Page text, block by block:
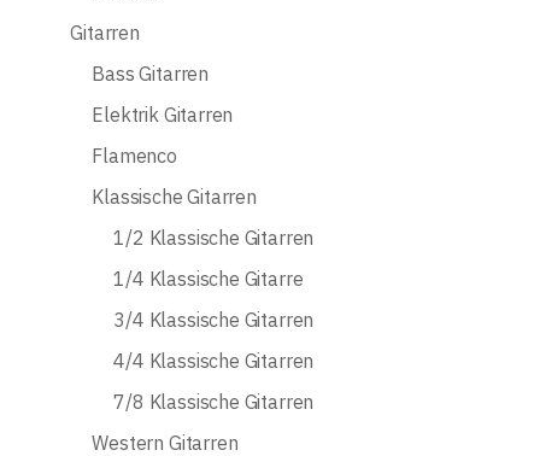
Gitarren
Bass Gitarren
Elektrik Gitarren
Flamenco
Klassische Gitarren
1/2 Klassische Gitarren
1/4 Klassische Gitarre
3/4 Klassische Gitarren
4/4 Klassische Gitarren
7/8 Klassische Gitarren
Western Gitarren